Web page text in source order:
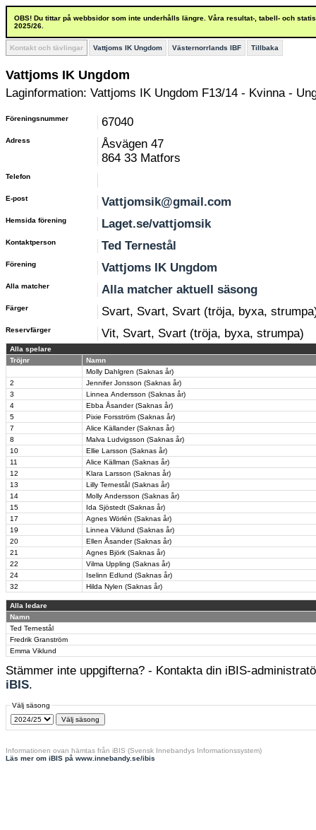
OBS! Du tittar på webbsidor som inte underhålls längre. Våra resultat-, tabell- och
2025/26.
Kontakt och tävlingar Vattjoms IK Ungdom Västernorrlands IBF Tillbaka
Vattjoms IK Ungdom
Laginformation: Vattjoms IK Ungdom F13/14 - Kvinna -
Föreningsnummer 67040
Adress
Åsvägen 47
864 33 Matfors
Telefon
E-post Vattjomsik@gmail.com
Hemsida förening Laget.se/vattjomsik
Kontaktperson Ted Ternestål
Förening Vattjoms IK Ungdom
Alla matcher Alla matcher aktuell säsong
Färger Svart, Svart, Svart (tröja, byxa,
Reservfärger Vit, Svart, Svart (tröja, byxa, strumpa)
Alla spelare
Tröjnr
Namn
Molly Dahlgren (Saknas år)
2
Jennifer Jonsson (Saknas år)
3
Linnea Andersson (Saknas år)
4
Ebba Åsander (Saknas år)
5
Pixie Forsström (Saknas år)
7
Alice Källander (Saknas år)
8
Malva Ludvigsson (Saknas år)
10
Ellie Larsson (Saknas år)
11
Alice Källman (Saknas år)
12
Klara Larsson (Saknas år)
13
Lilly Ternestål (Saknas år)
14
Molly Andersson (Saknas år)
15
Ida Sjöstedt (Saknas år)
17
Agnes Wörlén (Saknas år)
19
Linnea Viklund (Saknas år)
20
Ellen Åsander (Saknas år)
21
Agnes Björk (Saknas år)
22
Vilma Uppling (Saknas år)
24
Iselinn Edlund (Saknas år)
32
Hilda Nylen (Saknas år)
Alla ledare
Namn
Ted Ternestål
Fredrik Granström
Emma Viklund
Stämmer inte uppgifterna? - Kontakta din iBIS-
iBIS.
Välj säsong
Informationen ovan hämtas från iBIS (Svensk Innebandys Informationssystem)
Läs mer om iBIS på www.innebandy.se/ibis